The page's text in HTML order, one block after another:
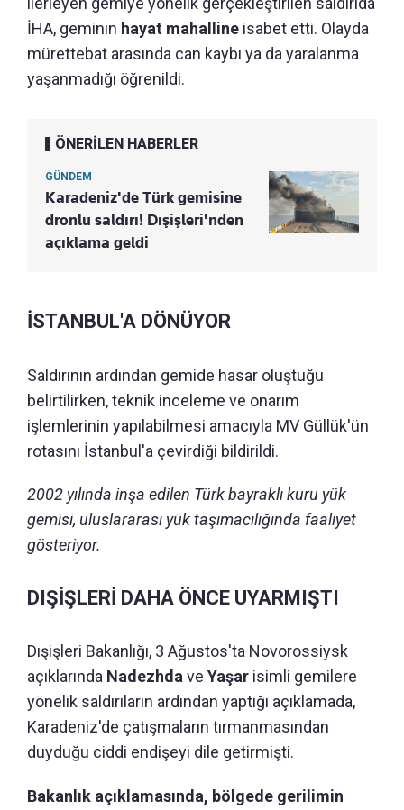
İHA, geminin hayat mahalline isabet etti. Olayda
mürettebat arasında can kaybı ya da yaralanma
yaşanmadığı öğrenildi.
ÖNERİLEN HABERLER
GÜNDEM
Karadeniz'de Türk gemisine
dronlu saldırı! Dışişleri'nden
açıklama geldi
İSTANBUL'A DÖNÜYOR
Saldırının ardından gemide hasar oluştuğu
belirtilirken, teknik inceleme ve onarım
işlemlerinin yapılabilmesi amacıyla MV Güllük'ün
rotasını İstanbul'a çevirdiği bildirildi.
2002 yılında inşa edilen Türk bayraklı kuru yük
gemisi, uluslararası yük taşımacılığında faaliyet
gösteriyor.
DIŞİŞLERİ DAHA ÖNCE UYARMIŞTI
Dışişleri Bakanlığı, 3 Ağustos'ta Novorossiysk
açıklarında Nadezhda ve Yaşar isimli gemilere
yönelik saldırıların ardından yaptığı açıklamada,
Karadeniz'de çatışmaların tırmanmasından
duyduğu ciddi endişeyi dile getirmişti.
Bakanlık açıklamasında, bölgede gerilimin